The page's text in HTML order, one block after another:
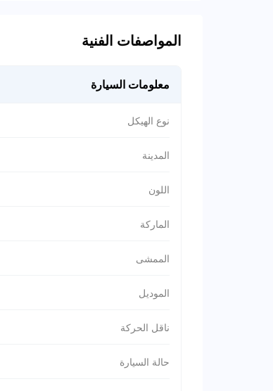
المواصفات الفنية
معلومات السيارة
نوع الهيكل
المدينة
اللون
الماركة
الممشى
الموديل
ناقل الحركة
حالة السيارة